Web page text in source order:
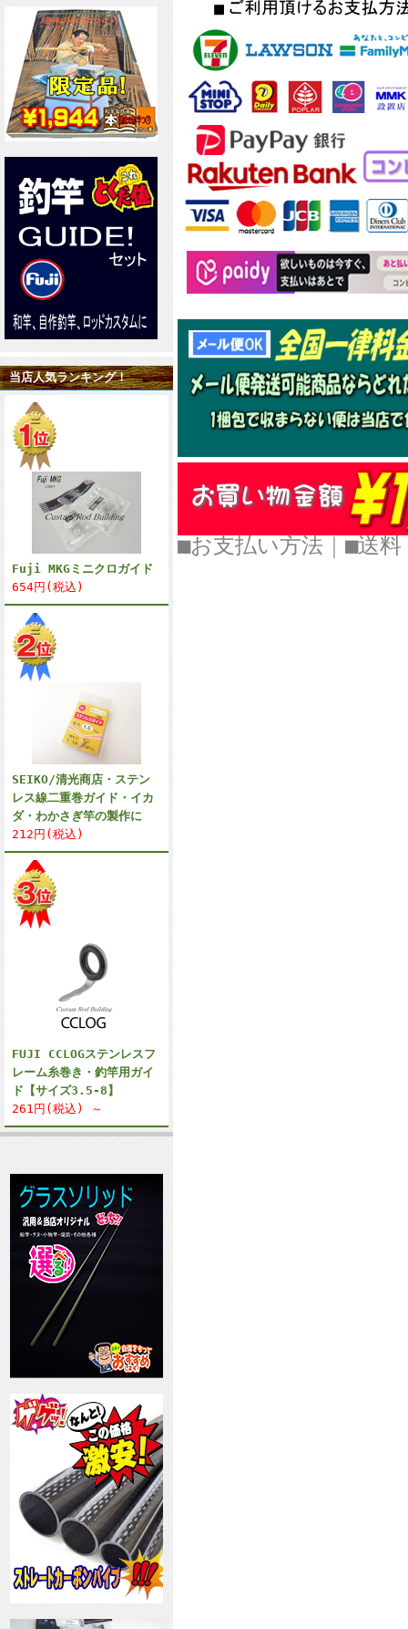
当店人気ランキング！
Fuji MKGミニクロガイド
654円(税込)
SEIKO/清光商店・ステン
レス線二重巻ガイド・イカ
ダ・わかさぎ竿の製作に
212円(税込)
FUJI CCLOGステンレスフ
レーム糸巻き・釣竿用ガイ
ド【サイズ3.5-8】
261円(税込) ～
■お支払い方法 ■